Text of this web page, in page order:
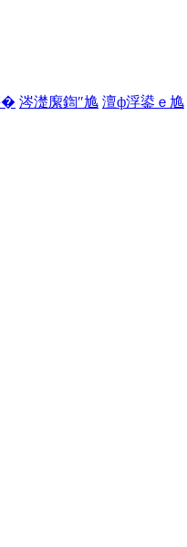
� 涔濋緳鍧″尯 澶ф浮鍙ｅ尯